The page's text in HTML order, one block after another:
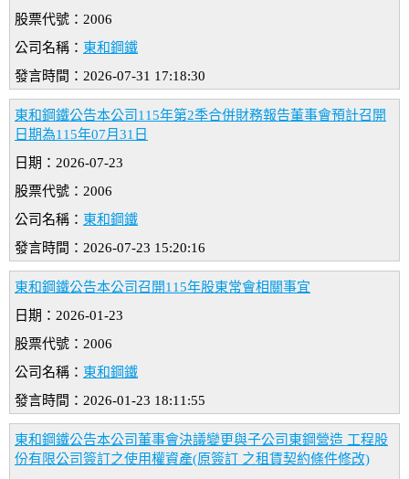
股票代號：2006
公司名稱： 東和鋼鐵
發言時間：2026-07-31 17:18:30
東和鋼鐵公告本公司115年第2季合併財務報告董事會預計召開
日期為115年07月31日
日期：2026-07-23
股票代號：2006
公司名稱： 東和鋼鐵
發言時間：2026-07-23 15:20:16
東和鋼鐵公告本公司召開115年股東常會相關事宜
日期：2026-01-23
股票代號：2006
公司名稱： 東和鋼鐵
發言時間：2026-01-23 18:11:55
東和鋼鐵公告本公司董事會決議變更與子公司東鋼營造 工程股
份有限公司簽訂之使用權資產(原簽訂 之租賃契約條件修改)